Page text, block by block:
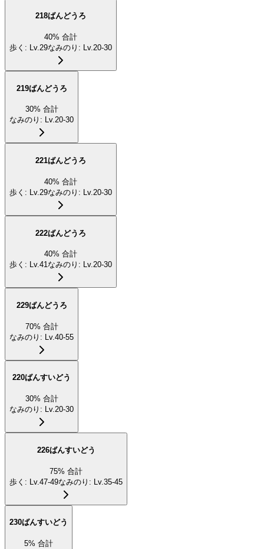
218ばんどうろ
40% 合計
歩く : Lv.29なみのり : Lv.20-30
219ばんどうろ
30% 合計
なみのり : Lv.20-30
221ばんどうろ
40% 合計
歩く : Lv.29なみのり : Lv.20-30
222ばんどうろ
40% 合計
歩く : Lv.41なみのり : Lv.20-30
229ばんどうろ
70% 合計
なみのり : Lv.40-55
220ばんすいどう
30% 合計
なみのり : Lv.20-30
226ばんすいどう
75% 合計
歩く : Lv.47-49なみのり : Lv.35-45
230ばんすいどう
5% 合計